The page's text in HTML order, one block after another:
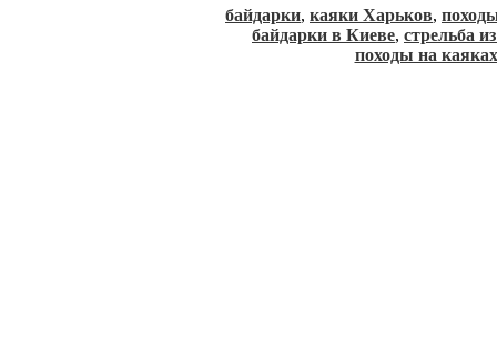
байдарки, каяки Харьков,
байдарки в Киеве, стрельба
походы на каяках